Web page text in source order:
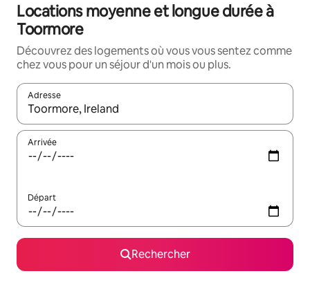
Locations moyenne et longue durée à
Toormore
Découvrez des logements où vous vous sentez comme
chez vous pour un séjour d'un mois ou plus.
Adresse
Lorsque les résultats s'affichent, utilisez les flèches vers le
Arrivée
Départ
Rechercher